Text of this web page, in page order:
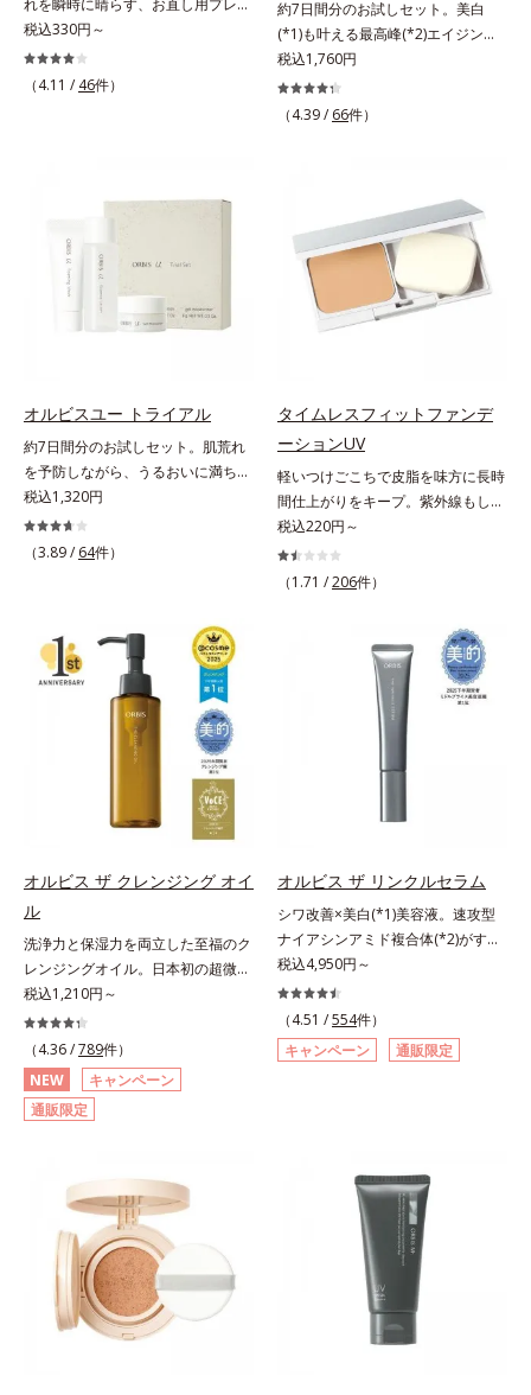
ます。毛穴が気になる箇所への部分
使いもOK。*1 ファンデーションが
くずれて毛穴に落ちること*2 酸化
チタン配合＝カバー力向上成分*3
肌へ導きます。さらに落ちにくくす
るとキシキシし、塗りごこちを優先
すると膜がくずれやすくなる日焼け
止めのジレンマを解消すべく試作を
重ね、落ちにくくのびのよいみずみ
PA++++という高い紫外線カット力
ながら、白浮きしにくい処方に。シ
ワ改善・美白を叶えながら、紫外線
を味方にしてあなたの肌を守る最高
峰顔用日焼け止めです。*1 メラニ
ンの生成を抑え、シミ・ソバカスを
ビス内最高の紫外線カットレベル*4
紫外線に瞬時に反応して、膜が厚く
なり始めることおよび表面に新たな
膜ができ始めることで膜が強くくず
れにくくなり、密閉することで保湿
成分を浸透促進すること（角層ま
で）*5 保湿成分*6 角層まで＜使用
量目安＞大きめのパール1粒程度
洗顔料 ⇒ 化粧水 ⇒ 保湿液 ⇒オル
ビス リンクルブライトUVプロテク
ター N各商品の詳しい情報は商品ペ
ージをご覧ください。・BEAUTY夏
れを瞬時に晴らす、お直し用プレス
トパウダー。くすみ・くずれを瞬時
に晴らす、お直し用のプレストパウ
ダーです。朝のメイクから時間が経
ションのすき間にフィットし、凹凸
お直しと同時にうるおいを補給。さ
らに余分な皮脂を吸着して、水分と
皮脂のバランスをコントロールし、
メイクがくずれにくい肌へ。“立て
み、ポンポンするだけでキレイが復
活します。リキッド、クッション、
パウダー、どんなファンデーション
の上に重ねてもOK。携帯に便利な
コンパクトタイプです。
税込330円～
（4.11 / 46件）
約7日間分のお試しセット。美白
(*1)も叶える最高峰(*2)エイジング
ケア(*3)。ハリも透明感(*4)も結果
主義。年齢サイン(*5)の因子に着目
した肌科学エイジングケア(*3)シリ
ることの根本原因に着目。加齢とと
もに現れる年齢サイン(*5)について
研究を進めたところ、弾力感のない
状態である「ハリのなさ」や、くす
み(*6)などが現れている状態である
「透明感のなさ」が現れることで大
ビスユー ドットシリーズは美容成
ター(*8)」を配合。そして、従来か
ら配合している美白有効成分「トラ
ネキサム酸」を配合しました。さら
に、シリーズ共通の美容成分(*7)
「GLルートブースター(*9)」を配合
することで、肌のふっくら感や透明
角的なエイジングケアが叶うシリー
ズに。3ステップで上向き(*10)のハ
リと透明感を。効果的なシナジー設
計で、あなたのエイジングケアを応
援します。*1 メラニンの生成を抑
*6 乾燥による*7 保湿成分*8
ロニセラカエルレア果汁、ノバラエ
キス配合＝うるおいを与えハリと透
明感に満ちた肌へ導く保湿成分*9
エキス配合＝角層のすみずみまで水
分・油分を保ち、ハリ・ツヤを与え
る保湿成分*10 気持ちのことアレ
税込1,760円
（4.39 / 66件）
オルビスユー トライアル
約7日間分のお試しセット。肌荒れ
を予防しながら、うるおいに満ちた
美しい肌へ。7000種を超える成分
から厳選し、「うるおいの質(*1)」
に着目した初期エイジングケア(*2)
る初期エイジングケアシリーズで
す。「うるおいの質」に着目し、肌
荒れを予防しながらうるおいに満ち
た美しい肌へと導きます。ポーラ・
オルビスグループ独自の肌荒れ防止
有効成分として、「DF-パンテノー
ル(*3)」を国内唯一(*4)、高濃度で
配合。角層のバリア機能にアプロー
チして肌荒れを防ぎ、肌不調にゆら
がない肌を叶えます。そして、独自
研究に基づいたアプローチ成分
「MCアクティベーター(*5)」。肌
のうるおいを引き出し・高めて、ハ
リ感あふれる肌へと導きます。うる
おいに満ちたゆらがない肌をご体感
いただくために設計された3ステッ
プで、いつも力強く美しくあり続け
るあなたを応援します。*1 肌にう
るおいが満ち、維持されている状態
*2 年齢に応じたお手入れのこと
*3 デクスパンテノールW*4
オトギリソウエキス配合＝肌にうる
おいを与え、うるおいに満ちたハリ
ツヤ肌へ導く保湿成分アレルギーテ
スト済＝全ての方にアレルギーが起
こらないということではありませ
税込1,320円
（3.89 / 64件）
タイムレスフィットファンデ
ーションUV
軽いつけごこちで皮脂を味方に長時
間仕上がりをキープ。紫外線もしっ
かりカットするファンデーション。
皮脂を味方に軽やかな仕上がりが続
く、UVカットパウダーファンデー
上がる粉体(*1)と、サラサラ状態を
キープする(*2)2種の粉体で、ヨ
レ・テカリをブロック。素肌にピタ
ッと密着する設計で、くずれにくい
サラサラ肌をキープします。さらに
脂や汗に濡れてもくすみにくく。2
ように肌のノイズをふわっとカバー
じさせない、軽やかな美肌に整えま
もしっかりカットします。※外観色
や肌に塗布した直後の色が濃く見え
ますが、肌になじんだ後の色みは他
のファンデーションと同等です。*1
炭酸Ca配合＝化粧持ち向上粉体*2
（HDI/トリメチロールヘキシルラク
EX（アルミナ、ヒアルロン酸
Na）、密着エアリーパウダー
EX（ポリアスパラギン酸Na、マイ
カ）配合＝仕上がり向上成分
税込220円～
（1.71 /206件）
オルビス ザ クレンジング オイ
ル
洗浄力と保湿力を両立した至福のク
レンジングオイル。日本初の超微粒
子技術(*1)が毛穴奥の微細な汚れに
アプローチ。圧倒的な洗浄力と毛穴
悩みに着目したクレンジングオイル
です。日本初・超微粒子技術(*1)
で、さっと塗り広げるだけで濃いメ
イクはもちろん毛穴悩みも取り去
ンジング(*2)をご用意しました。ポ
ーラ化成は独自の先端研究により、
ナノバブルよりも小さい超微粒子
(*3)をクレンジングに搭載すること
に成功。毛穴よりはるかに小さい超
微粒子とオイルが肌と汚れの間に入
り込み、小さくばらけて肌表面にう
税込1,210円～
（4.36 /789件）
NEW
キャンペーン
通販限定
オルビス ザ リンクルセラム
シワ改善×美白(*1)美容液。速攻型
ナイアシンアミド複合体(*2)がすば
やく浸透(*3)。ピンと、パッと。大
人の肌にハリ感を。シワ改善×美白
(*1)美容液。ポーラ化成 研究所の独
自研究で見出した、速攻型ナイアシ
ンアミド複合体(*2)と浸透サポート
届けます。真皮のコラーゲン産生を
促進し、年齢とともに刻まれる深い
悩みのシワを改善しながら、過剰な
メラニン生成を防ぎ未来のシミ・ソ
バカスを予防します。さらに独自研
究に基づいた浸透型ハリ保湿成分
(*6)で大人肌にハリ感をプラス。す
税込4,950円～
（4.51 /554件）
キャンペーン
通販限定